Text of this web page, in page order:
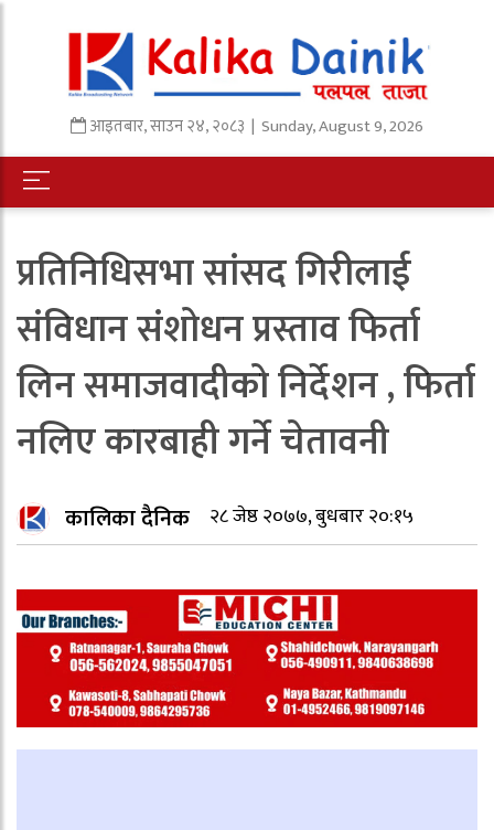
आइतबार,साउन२४,२०८३ | Sunday, August 9, 2026
प्रतिनिधिसभा सांसद गिरीलाई
संविधान संशोधन प्रस्ताव फिर्ता
लिन समाजवादीको निर्देशन , फिर्ता
नलिए कारबाही गर्ने चेतावनी
कालिका दैनिक २८ जेष्ठ २०७७, बुधबार २०:१५